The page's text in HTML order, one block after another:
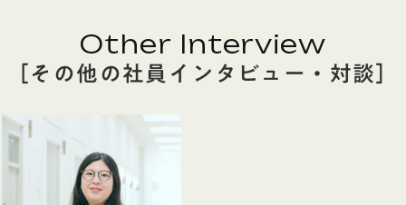
Other Interview
［その他の社員インタビュー・対談］